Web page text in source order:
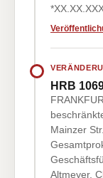
HRB
Mainzer
Altmeyer,